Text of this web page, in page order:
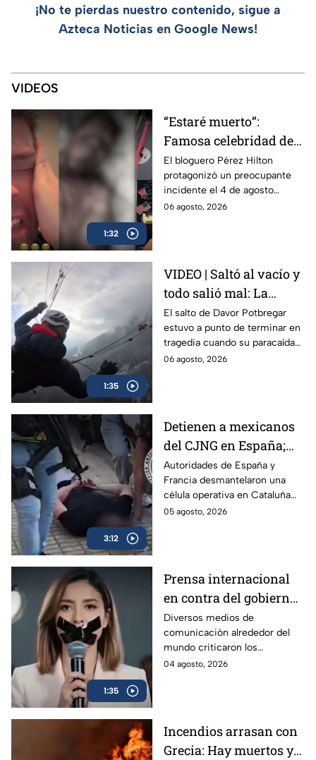
¡No te pierdas nuestro contenido, sigue a
Azteca Noticias en Google News!
VIDEOS
1:32
“Estaré muerto”:
Famosa celebridad de
internet se autolesionó
en una transmisión en
vivo
El bloguero Pérez Hilton
protagonizó un preocupante
incidente el 4 de agosto
durante una transmisión en
06 agosto, 2026
1:35
VIDEO | Saltó al vacío y
todo salió mal: La
decisión que salvó la
vida de Davor
Potbregar
El salto de Davor Potbregar
estuvo a punto de terminar en
tragedia cuando su paracaídas
falló en pleno vuelo; el sistema
06 agosto, 2026
3:12
Detienen a mexicanos
del CJNG en España;
traficaban droga
diluida en vainilla
Autoridades de España y
Francia desmantelaron una
célula operativa en Cataluña
del cártel Jalisco Nueva
05 agosto, 2026
1:35
Prensa internacional
en contra del gobierno
por los Lineamientos
para Callar a México
Diversos medios de
comunicación alrededor del
mundo criticaron los
Lineamientos para Callar a
04 agosto, 2026
Incendios arrasan con
Grecia: Hay muertos y